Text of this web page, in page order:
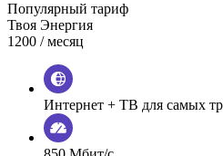
Популярный тариф
Твоя Энергия
1200 / месяц
Интернет + ТВ для самых